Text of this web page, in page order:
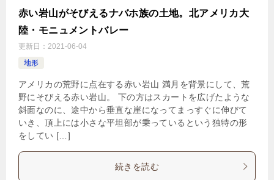
赤い岩山がそびえるナバホ族の土地。北アメリカ大
陸・モニュメントバレー
更新日： 2021-06-04
地形
アメリカの荒野に点在する赤い岩山 満月を背景にして、荒
野にそびえる赤い岩山。 下の方はスカートを広げたような
斜面なのに、途中から垂直な崖になってまっすぐに伸びて
いき、頂上には小さな平坦部が乗っているという独特の形
をしてい […]
続きを読む